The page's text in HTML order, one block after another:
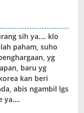
sih ya…. klo
paham, suho
yg
baru yg
kan beri
abis ngambil lgs
ya….